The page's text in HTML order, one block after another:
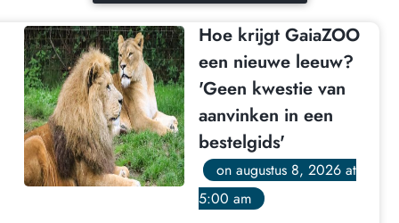
Hoe krijgt GaiaZOO
een nieuwe leeuw?
'Geen kwestie van
aanvinken in een
bestelgids'
on augustus 8, 2026 at
5:00 am